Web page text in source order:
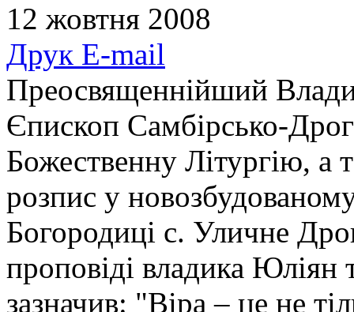
12 жовтня 2008
Друк E-mail
Преосвященнійший
Єпископ Самбірсько-
Божественну Літургію, а
розпис у
Богородиці с. Уличне
проповіді владика Юліян
зазначив: "Віра – це не